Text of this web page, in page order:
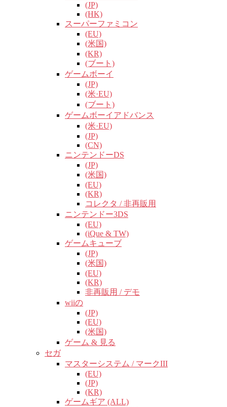
(JP)
(HK)
スーパーファミコン
(EU)
(米国)
(KR)
(ブート)
ゲームボーイ
(JP)
(米·EU)
(ブート)
ゲームボーイアドバンス
(米·EU)
(JP)
(CN)
ニンテンドーDS
(JP)
(米国)
(EU)
(KR)
コレクタ / 非再販用
ニンテンドー3DS
(EU)
(iQue & TW)
ゲームキューブ
(JP)
(米国)
(EU)
(KR)
非再販用 / デモ
wiiの
(JP)
(EU)
(米国)
ゲーム & 見る
セガ
マスターシステム / マークIII
(EU)
(JP)
(KR)
ゲームギア (ALL)